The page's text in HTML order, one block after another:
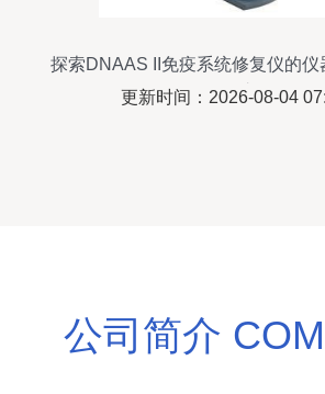
探索DNAAS II免疫系统修复仪的仪
护
更新时间：2026-08-04
公司简介